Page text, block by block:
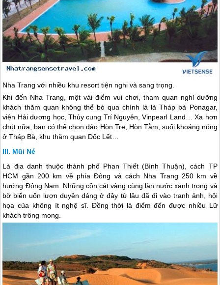
Nha Trang với nhiều khu resort tiện nghi và sang trọng.
Khi đến Nha Trang, một vài điểm vui chơi, tham quan nghỉ dưỡng
khách thăm quan không thể bỏ qua chính là là Tháp bà Ponagar,
viện Hải dương học, Thủy cung Trí Nguyên, Vinpearl Land… Xa hơn
chút nữa, bạn có thể chọn đảo Hòn Tre, Hòn Tằm, suối khoáng nóng
ở Tháp Bà, khu thăm quan Dốc Lết…
Mũi Né
Là địa danh thuộc thành phố Phan Thiết (Bình Thuận), cách TP
HCM gần 200 km về phía Đông và cách Nha Trang 250 km về
hướng Đông Nam. Những cồn cát vàng cùng làn nước xanh trong và
bờ biển uốn lượn duyên dáng ở đây từ lâu đã đi vào tranh ảnh, hội
họa của không ít nghệ sĩ. Đồng thời là điểm đến được nhiều Lữ
khách trông mong.